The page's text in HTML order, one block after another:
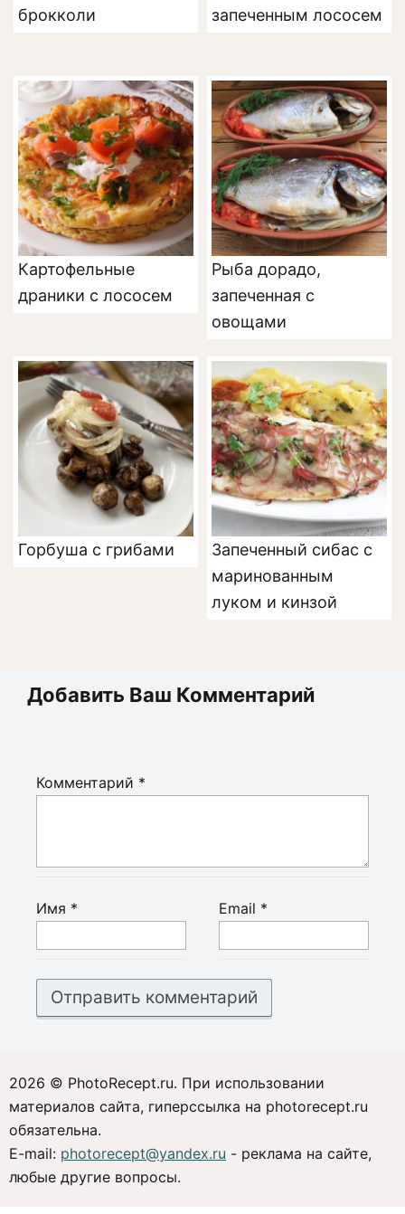
брокколи
запеченным лососем
Картофельные
драники с лососем
Рыба дорадо,
запеченная с
овощами
Горбуша с грибами
Запеченный сибас с
маринованным
луком и кинзой
Добавить Ваш Комментарий
Комментарий *
Имя * Email *
2026 © PhotoRecept.ru. При использовании
материалов сайта, гиперссылка на photorecept.ru
обязательна.
E-mail: photorecept@yandex.ru - реклама на сайте,
любые другие вопросы.